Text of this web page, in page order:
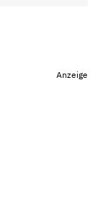
Anzeige